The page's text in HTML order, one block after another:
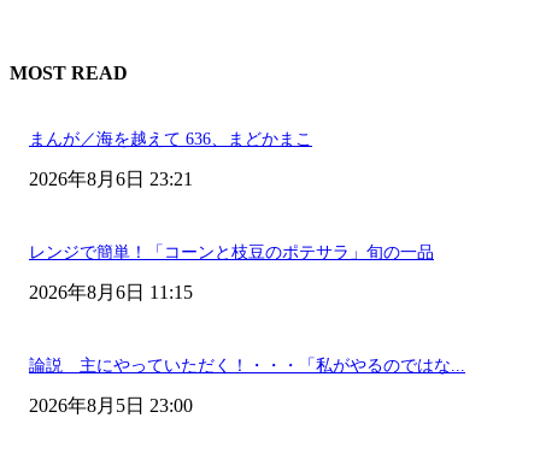
MOST READ
まんが／海を越えて 636、まどかまこ
2026年8月6日 23:21
レンジで簡単！「コーンと枝豆のポテサラ」旬の一品
2026年8月6日 11:15
論説 主にやっていただく！・・・「私がやるのではな...
2026年8月5日 23:00